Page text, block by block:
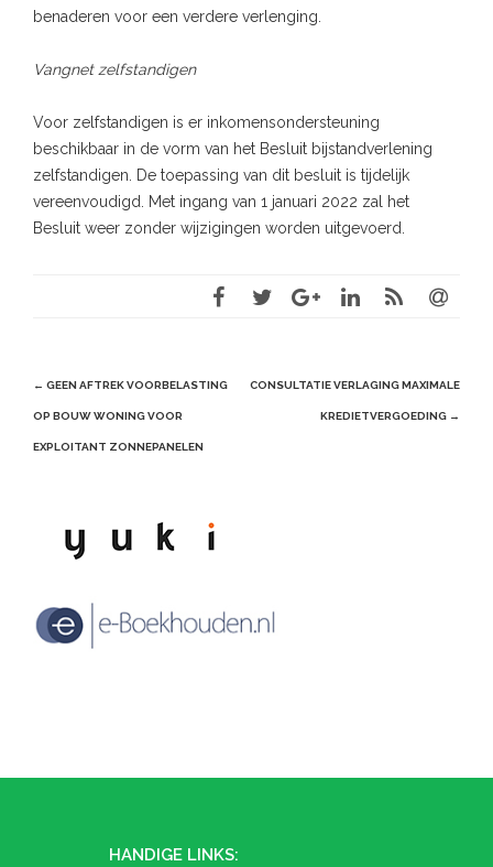
benaderen voor een verdere verlenging.
Vangnet zelfstandigen
Voor zelfstandigen is er inkomensondersteuning
beschikbaar in de vorm van het Besluit bijstandverlening
zelfstandigen. De toepassing van dit besluit is tijdelijk
vereenvoudigd. Met ingang van 1 januari 2022 zal het
Besluit weer zonder wijzigingen worden uitgevoerd.
Post
navigation
← GEEN AFTREK VOORBELASTING
OP BOUW WONING VOOR
EXPLOITANT ZONNEPANELEN
CONSULTATIE VERLAGING MAXIMALE
KREDIETVERGOEDING →
HANDIGE LINKS: